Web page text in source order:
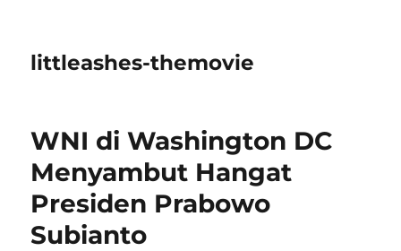
littleashes-themovie
WNI di Washington DC
Menyambut Hangat
Presiden Prabowo
Subianto